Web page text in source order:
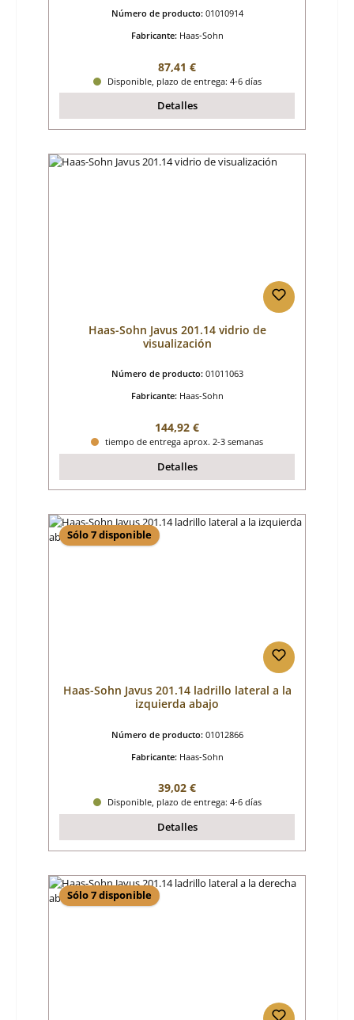
Número de producto: 01010914
Fabricante: Haas-Sohn
Precio normal:
87,41 €
Disponible, plazo de entrega: 4-6 días
Detalles
Haas-Sohn Javus 201.14 vidrio de
visualización
Número de producto: 01011063
Fabricante: Haas-Sohn
Precio normal:
144,92 €
tiempo de entrega aprox. 2-3 semanas
Detalles
Sólo 7 disponible
Haas-Sohn Javus 201.14 ladrillo lateral a la
izquierda abajo
Número de producto: 01012866
Fabricante: Haas-Sohn
Precio normal:
39,02 €
Disponible, plazo de entrega: 4-6 días
Detalles
Sólo 7 disponible